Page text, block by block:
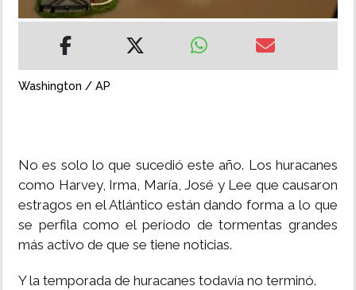
Washington / AP
No es solo lo que sucedió este año. Los huracanes
como Harvey, Irma, María, José y Lee que causaron
estragos en el Atlántico están dando forma a lo que
se perfila como el período de tormentas grandes
más activo de que se tiene noticias.
Y la temporada de huracanes todavía no terminó.